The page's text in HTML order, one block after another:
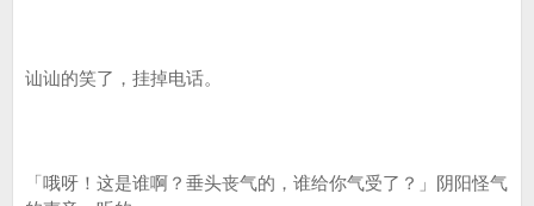
讪讪的笑了，挂掉电话。
「哦呀！这是谁啊？垂头丧气的，谁给你气受了？」阴阳怪气